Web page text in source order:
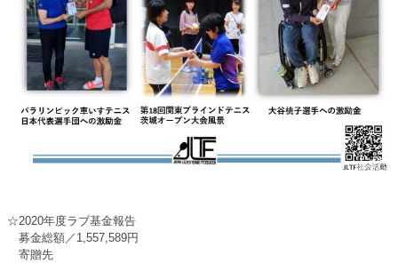
☆2020年度ラブ基金報告
募金総額／1,557,589円
寄贈先